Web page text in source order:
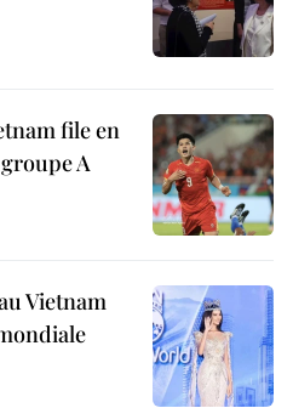
file en
A
Vietnam